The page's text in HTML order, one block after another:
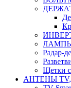
ЛАМПЫ
Радар-
Щетки
АНТЕНЫ